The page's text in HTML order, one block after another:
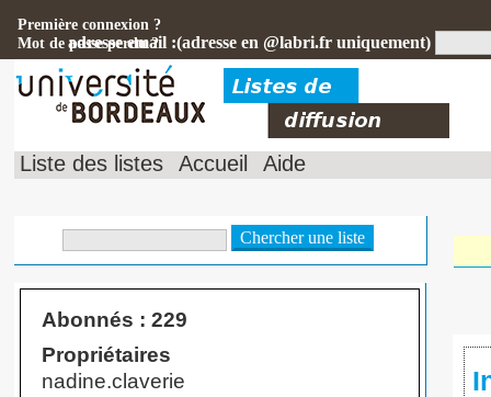
adresse email :(adresse en @labri.fr uniquement)
Première connexion ?
Mot de passe perdu ?
Liste des listes Accueil Aide
Abonnés : 229
Propriétaires
nadine.claverie